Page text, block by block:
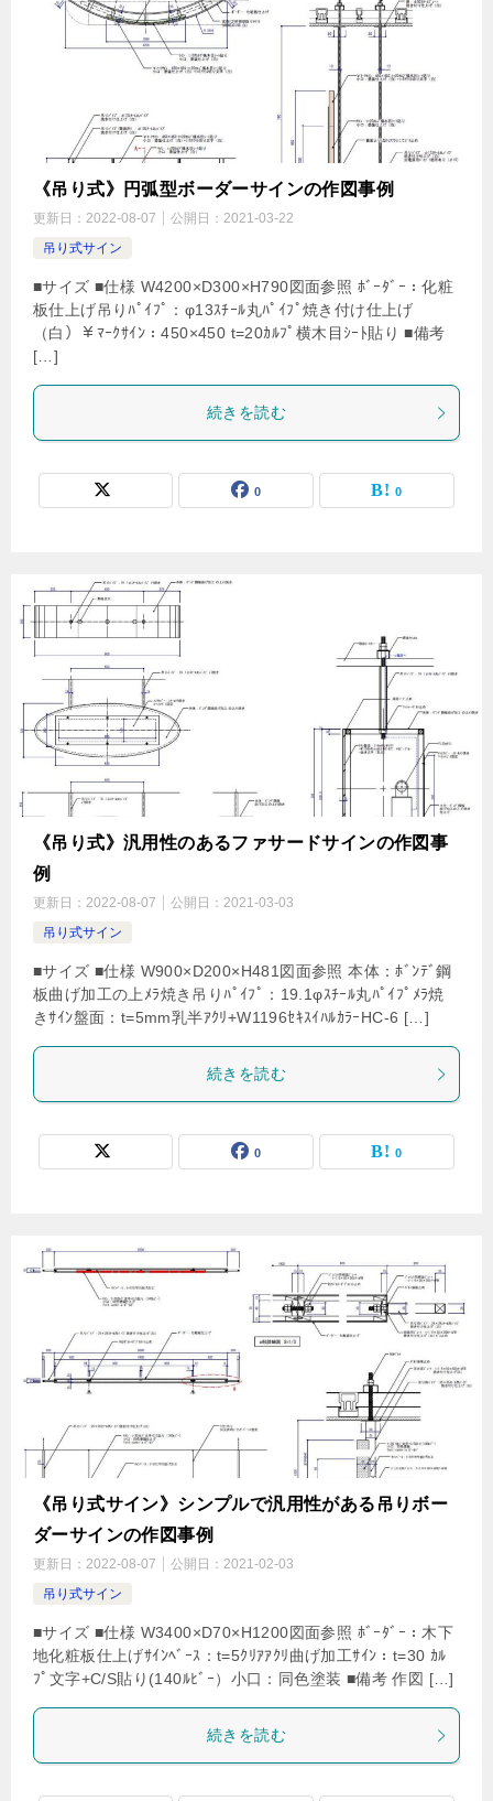
《吊り式》円弧型ボーダーサインの作図事例
更新日： 2022-08-07 公開日： 2021-03-22
吊り式サイン
■サイズ ■仕様 W4200×D300×H790図面参照 ﾎﾞｰﾀﾞｰ：化粧
板仕上げ吊りﾊﾟｲﾌﾟ：φ13ｽﾁｰﾙ丸ﾊﾟｲﾌﾟ焼き付け仕上げ
（白）￥ﾏｰｸｻｲﾝ：450×450 t=20ｶﾙﾌﾟ横木目ｼｰﾄ貼り ■備考
[…]
続きを読む
0 0
《吊り式》汎用性のあるファサードサインの作図事
例
更新日： 2022-08-07 公開日： 2021-03-03
吊り式サイン
■サイズ ■仕様 W900×D200×H481図面参照 本体：ﾎﾞﾝﾃﾞ鋼
板曲げ加工の上ﾒﾗ焼き吊りﾊﾟｲﾌﾟ：19.1φｽﾁｰﾙ丸ﾊﾟｲﾌﾟﾒﾗ焼
きｻｲﾝ盤面：t=5mm乳半ｱｸﾘ+W1196ｾｷｽｲﾊﾙｶﾗｰHC-6 […]
続きを読む
0 0
《吊り式サイン》シンプルで汎用性がある吊りボー
ダーサインの作図事例
更新日： 2022-08-07 公開日： 2021-02-03
吊り式サイン
■サイズ ■仕様 W3400×D70×H1200図面参照 ﾎﾞｰﾀﾞｰ：木下
地化粧板仕上げｻｲﾝﾍﾞｰｽ：t=5ｸﾘｱｱｸﾘ曲げ加工ｻｲﾝ：t=30 ｶﾙ
ﾌﾟ文字+C/S貼り(140ﾙﾋﾞｰ）小口：同色塗装 ■備考 作図 […]
続きを読む